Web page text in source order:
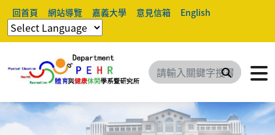
回首頁 網站導覽 嘉義大學 意見信箱 English
搜尋